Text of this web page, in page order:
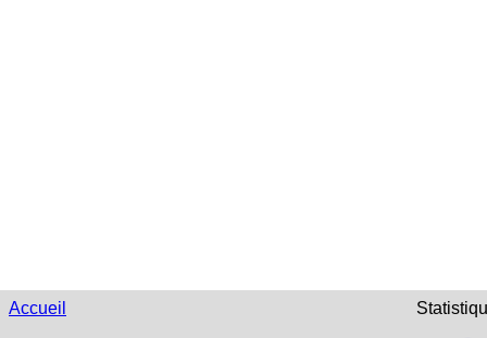
Accueil